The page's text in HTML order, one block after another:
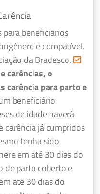
beneficiários
e compatível,
da Bradesco.
carências, o
carência para parto e
beneficiário
de idade haverá
carência já cumpridos
tenha sido
em até 30 dias do
de parto coberto e
até 30 dias do